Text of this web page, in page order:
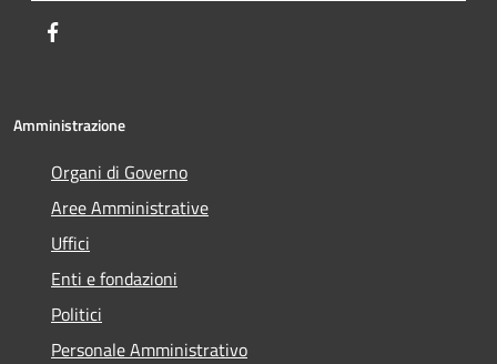
Amministrazione
Organi di Governo
Aree Amministrative
Uffici
Enti e fondazioni
Politici
Personale Amministrativo